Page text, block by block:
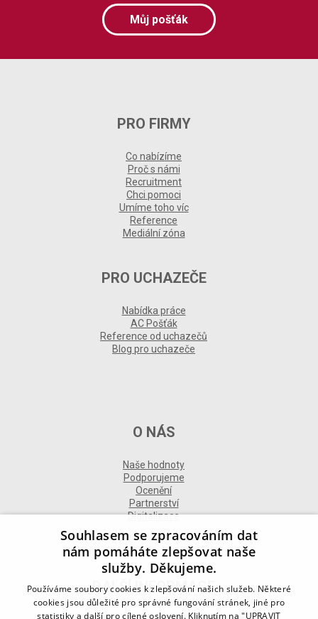
Můj pošťák
PRO FIRMY
Co nabízíme
Proč s námi
Recruitment
Chci pomoci
Umíme toho víc
Reference
Mediální zóna
PRO UCHAZEČE
Nabídka práce
AC Pošťák
Reference od uchazečů
Blog pro uchazeče
O NÁS
Naše hodnoty
Podporujeme
Ocenění
Partnerství
Digitalizace
DALŠÍ INFORMACE
Souhlasem se zpracováním dat
nám pomáháte zlepšovat naše
služby. Děkujeme.
Používáme soubory cookies k zlepšování našich služeb. Některé
cookies jsou důležité pro správné fungování stránek, jiné pro
statistiky a další pro cílené oslovení. Kliknutím na "UPRAVIT